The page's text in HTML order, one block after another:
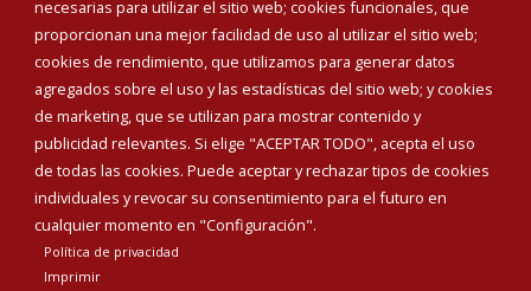
necesarias para utilizar el sitio web; cookies funcionales, que
proporcionan una mejor facilidad de uso al utilizar el sitio web;
cookies de rendimiento, que utilizamos para generar datos
agregados sobre el uso y las estadísticas del sitio web; y cookies
de marketing, que se utilizan para mostrar contenido y
publicidad relevantes. Si elige "ACEPTAR TODO", acepta el uso
de todas las cookies. Puede aceptar y rechazar tipos de cookies
individuales y revocar su consentimiento para el futuro en
cualquier momento en "Configuración".
Política de privacidad
Imprimir
INICIAR SESIÓN
MAPA WEB